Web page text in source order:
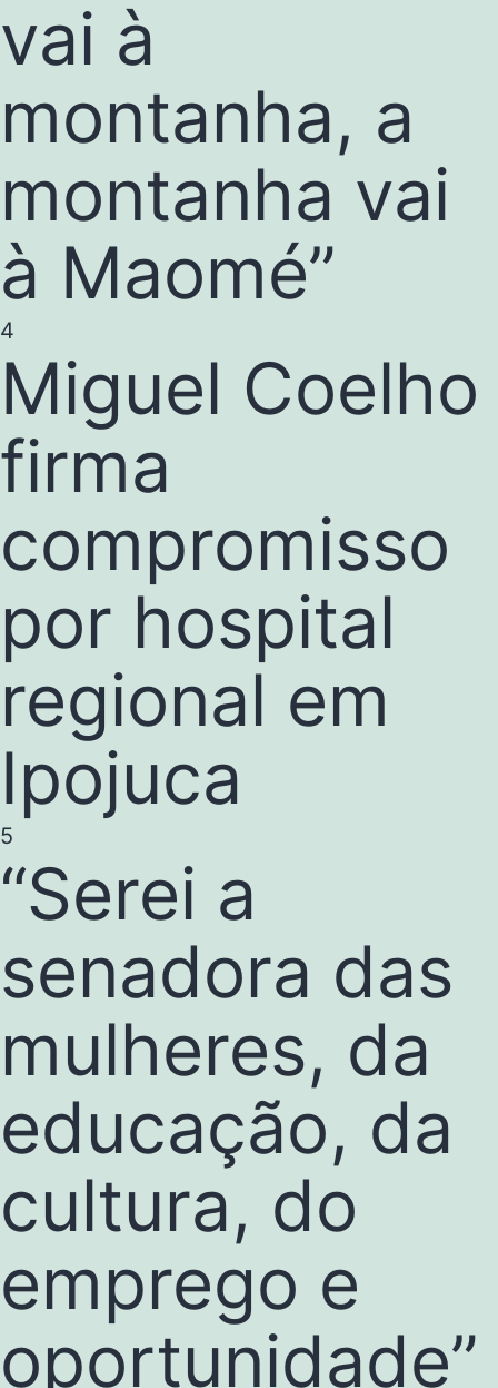
vai à
montanha, a
montanha vai
à Maomé”
4
Miguel Coelho
firma
compromisso
por hospital
regional em
Ipojuca
5
“Serei a
senadora das
mulheres, da
educação, da
cultura, do
emprego e
oportunidade”